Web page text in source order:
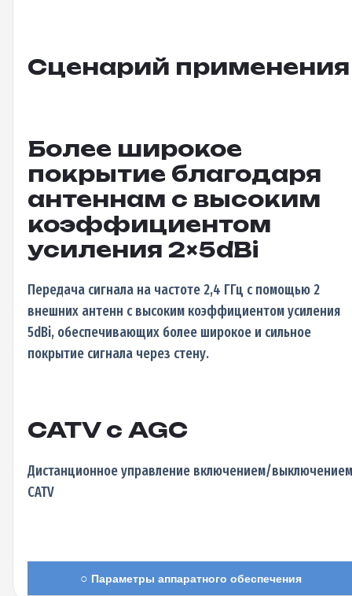
Сценарий применения
Более широкое
покрытие благодаря
антеннам с высоким
коэффициентом
усиления 2×5dBi
Передача сигнала на частоте 2,4 ГГц с помощью 2
внешних антенн с высоким коэффициентом усиления
5dBi, обеспечивающих более широкое и сильное
покрытие сигнала через стену.
CATV с AGC
Дистанционное управление включением/выключением
CATV
○ Параметры аппаратного обеспечения